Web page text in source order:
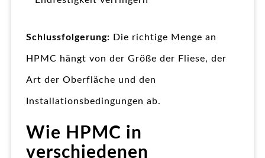
Schlussfolgerung: Die richtige Menge an
HPMC hängt von der Größe der Fliese, der
Art der Oberfläche und den
Installationsbedingungen ab.
Wie HPMC in
verschiedenen